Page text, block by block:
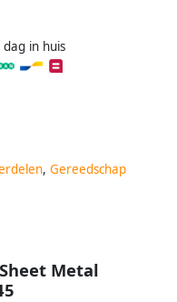
in huis
, Gereedschap
Sheet Metal